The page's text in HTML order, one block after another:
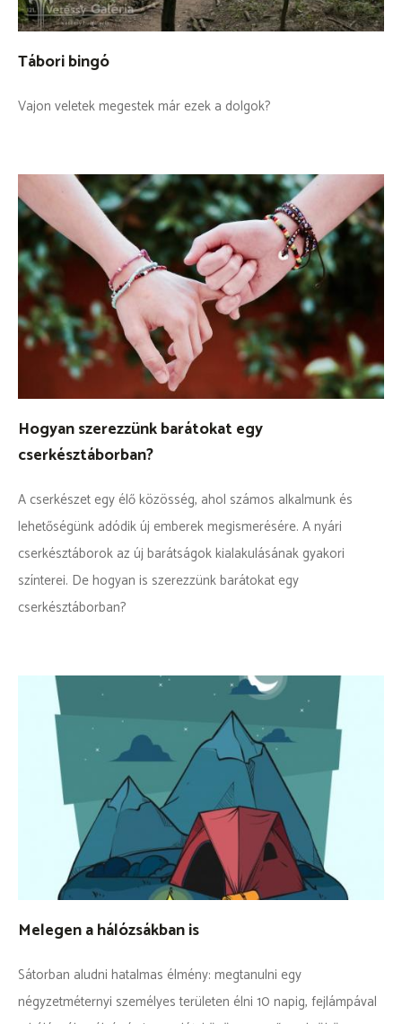
Tábori bingó
Vajon veletek megestek már ezek a dolgok?
Hogyan szerezzünk barátokat egy
cserkésztáborban?
A cserkészet egy élő közösség, ahol számos alkalmunk és
lehetőségünk adódik új emberek megismerésére. A nyári
cserkésztáborok az új barátságok kialakulásának gyakori
színterei. De hogyan is szerezzünk barátokat egy
cserkésztáborban?
Melegen a hálózsákban is
Sátorban aludni hatalmas élmény: megtanulni egy
négyzetméternyi személyes területen élni 10 napig, fejlámpával